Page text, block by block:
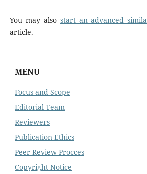
You may also start an advanced
article.
MENU
Focus and Scope
Editorial Team
Reviewers
Publication Ethics
Peer Review Procces
Copyright Notice